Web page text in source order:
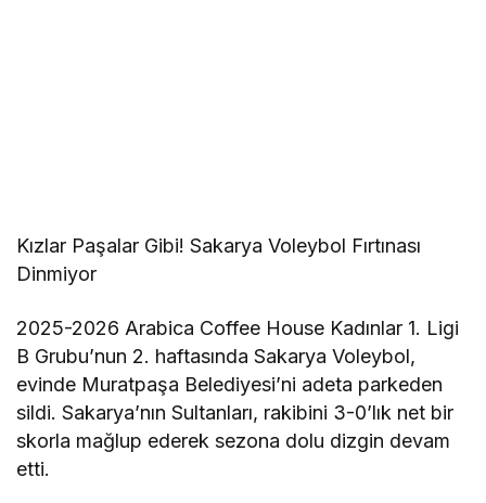
Kızlar Paşalar Gibi! Sakarya Voleybol Fırtınası
Dinmiyor
2025-2026 Arabica Coffee House Kadınlar 1. Ligi
B Grubu’nun 2. haftasında Sakarya Voleybol,
evinde Muratpaşa Belediyesi’ni adeta parkeden
sildi. Sakarya’nın Sultanları, rakibini 3-0’lık net bir
skorla mağlup ederek sezona dolu dizgin devam
etti.